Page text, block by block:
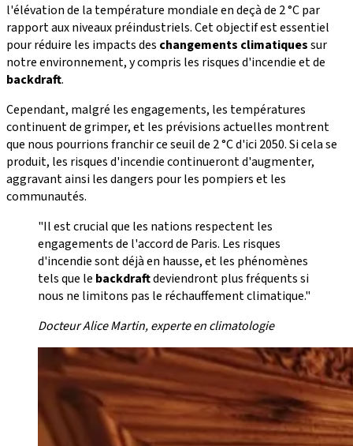
l'élévation de la température mondiale en deçà de 2 °C par
rapport aux niveaux préindustriels. Cet objectif est essentiel
pour réduire les impacts des changements climatiquessur
notre environnement, y compris les risques d'incendie et de
backdraft.
Cependant, malgré les engagements, les températures
continuent de grimper, et les prévisions actuelles montrent
que nous pourrions franchir ce seuil de 2 °C d'ici 2050. Si cela se
produit, les risques d'incendie continueront d'augmenter,
aggravant ainsi les dangers pour les pompiers et les
communautés.
"Il est crucial que les nations respectent les
engagements de l'accord de Paris. Les risques
d'incendie sont déjà en hausse, et les phénomènes
tels que le backdraftdeviendront plus fréquents si
nous ne limitons pas le réchauffement climatique."
Docteur Alice Martin, experte en climatologie